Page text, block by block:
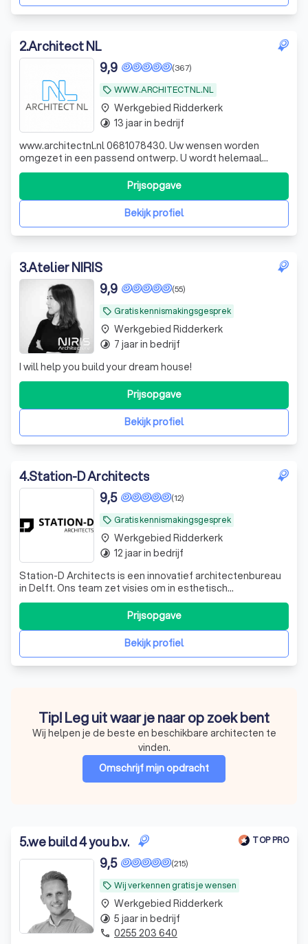
2.Architect NL
local_offer WWW.ARCHITECTNL.NL
(367)
9,9
www.architectnl.nl 0681078430. Uw wensen worden
omgezet in een passend ontwerp. U wordt helemaal
ontzorgd. Ontwerp, aanvraag omgevingsvergunning.
Vestigingen Reeuwijk en Alblasserdam.
Bekijk profiel
Prijsopgave
place Werkgebied Ridderkerk
timelapse 13 jaar in bedrijf
3.Atelier NIRIS
local_offer Gratis kennismakingsgesprek
(55)
9,9
I will help you build your dream house!
Bekijk profiel
Prijsopgave
place Werkgebied Ridderkerk
timelapse 7 jaar in bedrijf
4.Station-D Architects
local_offer Gratis kennismakingsgesprek
(12)
9,5
Station-D Architects is een innovatief architectenbureau
in Delft. Ons team zet visies om in esthetisch
verbluffende ontwerpen, waarbij de gebruiker, innovatie
en creativiteit centraal staan.
Bekijk profiel
Prijsopgave
place Werkgebied Ridderkerk
timelapse 12 jaar in bedrijf
Tip! Leg uit waar je naar op zoek bent
Wij helpen je de beste en beschikbare architecten te
vinden.
Omschrijf mijn opdracht
5.we build 4 you b.v. TOP PRO
local_offer Wij verkennen gratis je wensen
(215)
9,5
place Werkgebied Ridderkerk
timelapse 5 jaar in bedrijf
phone 0255 203 640